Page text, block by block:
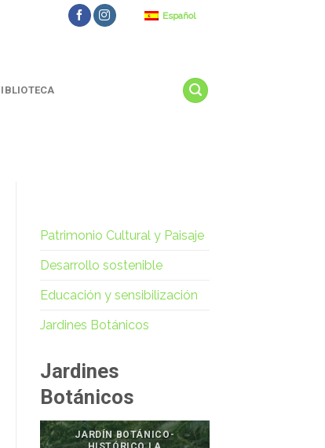
Español
Patrimonio Cultural y Paisaje
Desarrollo sostenible
Educación y sensibilización
Jardines Botánicos
Jardines
Botánicos
JARDÍN BOTÁNICO-